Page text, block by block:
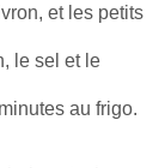
et les petits
le sel et le
au frigo.